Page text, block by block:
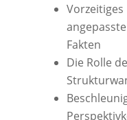
Fakten
Die Rolle